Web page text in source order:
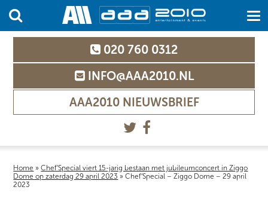
020 760 0312
INFO@AAA2010.NL
AAA2010 NIEUWSBRIEF
Home »Chef’Special viert 15-jarig bestaan met jubileumconcert in Ziggo
Dome op zaterdag 29 april 2023 »Chef’Special – Ziggo Dome – 29 april
2023